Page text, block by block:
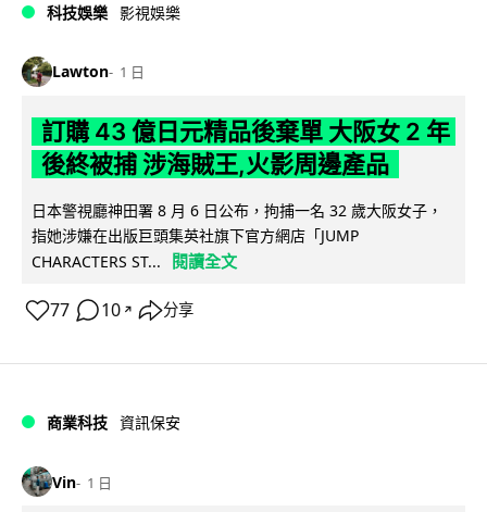
科技娛樂 影視娛樂
Lawton 1 日
訂購 43 億日元精品後棄單 大阪女 2 年
後終被捕 涉海賊王,火影周邊產品
日本警視廳神田署 8 月 6 日公布，拘捕一名 32 歲大阪女子，
指她涉嫌在出版巨頭集英社旗下官方網店「JUMP
CHARACTERS ST...
閱讀全文
77 10 ↗ 分享
商業科技 資訊保安
Vin 1 日